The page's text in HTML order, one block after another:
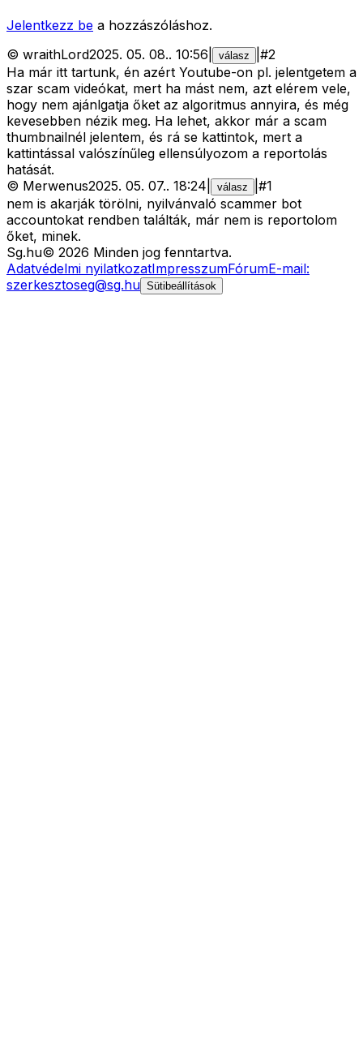
Jelentkezz be a hozzászóláshoz.
© wraithLord2025. 05. 08.. 10:56 válasz #2
Ha már itt tartunk, én azért Youtube-on pl. jelentgetem a
szar scam videókat, mert ha mást nem, azt elérem vele,
hogy nem ajánlgatja őket az algoritmus annyira, és még
kevesebben nézik meg. Ha lehet, akkor már a scam
thumbnailnél jelentem, és rá se kattintok, mert a
kattintással valószínűleg ellensúlyozom a reportolás
hatását.
© Merwenus2025. 05. 07.. 18:24 válasz #1
nem is akarják törölni, nyilvánvaló scammer bot
accountokat rendben találták, már nem is reportolom
őket, minek.
Sg.hu© 2026 Minden jog fenntartva.
Adatvédelmi nyilatkozatImpresszumFórumE-mail:
szerkesztoseg@sg.hu Sütibeállítások